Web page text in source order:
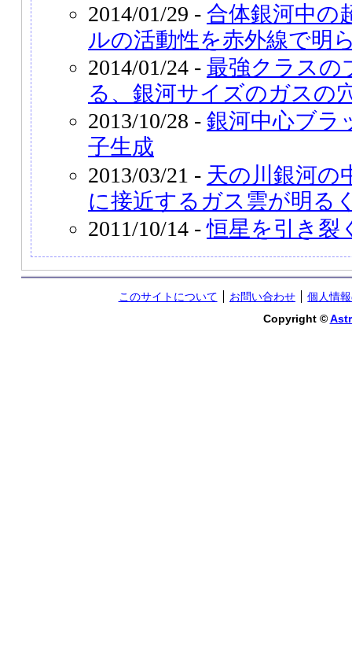
2014/01/29 - 合体銀河中の
ルの活動性を赤外線で明
2014/01/24 - 最強クラスの
る、銀河サイズのガスの
2013/10/28 - 銀河中心ブラ
子生成
2013/03/21 - 天の川銀河の
に接近するガス雲が明る
2011/10/14 -恒星を引き裂
このサイトについて お問い合わせ
個人情
Copyright ©